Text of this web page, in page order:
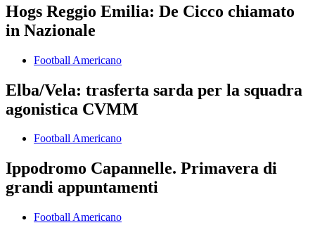
Hogs Reggio Emilia: De Cicco chiamato
in Nazionale
Football Americano
Elba/Vela: trasferta sarda per la squadra
agonistica CVMM
Football Americano
Ippodromo Capannelle. Primavera di
grandi appuntamenti
Football Americano